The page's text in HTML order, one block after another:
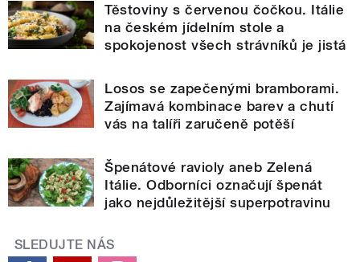
Těstoviny s červenou čočkou. Itálie
na českém jídelním stole a
spokojenost všech strávníků je jistá
Losos se zapečenými bramborami.
Zajímavá kombinace barev a chutí
vás na talíři zaručeně potěší
Špenátové ravioly aneb Zelená
Itálie. Odborníci označují špenát
jako nejdůležitější superpotravinu
SLEDUJTE NÁS